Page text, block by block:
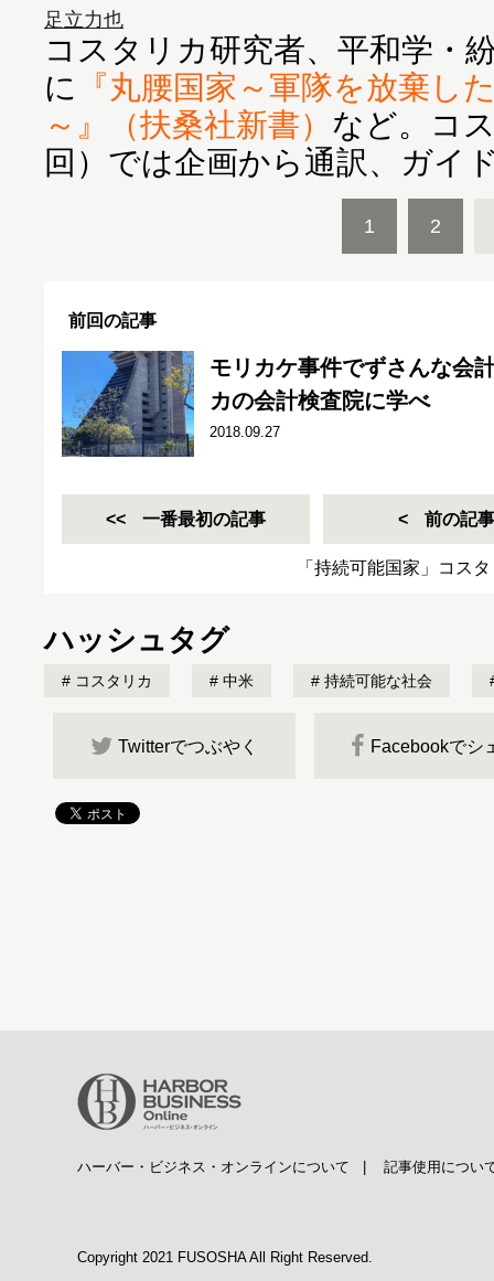
足立力也
コスタリカ研究者、平和学・
に
『丸腰国家～軍隊を放棄し
～』（扶桑社新書） など。コ
回）では企画から通訳、ガイ
1 2
前回の記事
モリカケ事件でずさんな会
カの会計検査院に学べ
2018.09.27
一番最初の記事 前の記事
「持続可能国家」コス
ハッシュタグ
コスタリカ 中米 持続可能な社会
Twitterでつぶやく Facebookでシ
ハーバー・ビジネス・オンラインについて 記事使用につい
Copyright 2021 FUSOSHA All Right Reserved.